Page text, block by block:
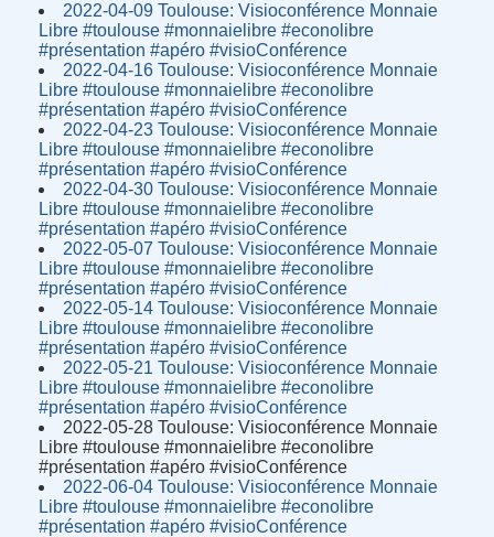
2022-04-09 Toulouse: Visioconférence Monnaie
Libre #toulouse #monnaielibre #econolibre
#présentation #apéro #visioConférence
2022-04-16 Toulouse: Visioconférence Monnaie
Libre #toulouse #monnaielibre #econolibre
#présentation #apéro #visioConférence
2022-04-23 Toulouse: Visioconférence Monnaie
Libre #toulouse #monnaielibre #econolibre
#présentation #apéro #visioConférence
2022-04-30 Toulouse: Visioconférence Monnaie
Libre #toulouse #monnaielibre #econolibre
#présentation #apéro #visioConférence
2022-05-07 Toulouse: Visioconférence Monnaie
Libre #toulouse #monnaielibre #econolibre
#présentation #apéro #visioConférence
2022-05-14 Toulouse: Visioconférence Monnaie
Libre #toulouse #monnaielibre #econolibre
#présentation #apéro #visioConférence
2022-05-21 Toulouse: Visioconférence Monnaie
Libre #toulouse #monnaielibre #econolibre
#présentation #apéro #visioConférence
2022-05-28 Toulouse: Visioconférence Monnaie
Libre #toulouse #monnaielibre #econolibre
#présentation #apéro #visioConférence
2022-06-04 Toulouse: Visioconférence Monnaie
Libre #toulouse #monnaielibre #econolibre
#présentation #apéro #visioConférence